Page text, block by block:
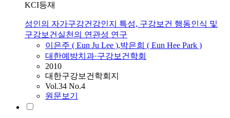
KCI등재
성인의 자가구강건강인지 특성, 구강보건 행동인식 및
구강보건실천의 연관성 연구
이은주 ( Eun Ju Lee ),박은희 ( Eun Hee Park )
대한예방치과·구강보건학회
2010
대한구강보건학회지
Vol.34 No.4
원문보기